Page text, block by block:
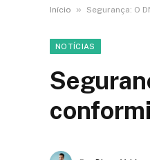
Início » Segurança: O
NOTÍCIAS